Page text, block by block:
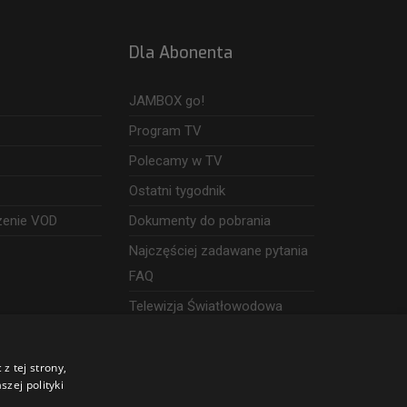
VOD
Dla Abonenta
JAMBOX go!
Program TV
Polecamy w TV
Ostatni tygodnik
Dokumenty do pobrania
Najczęściej zadawane pytania
FAQ
Telewizja Światłowodowa
z tej strony,
polityki